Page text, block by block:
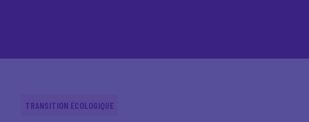
TRANSITION ÉCOLOGIQUE